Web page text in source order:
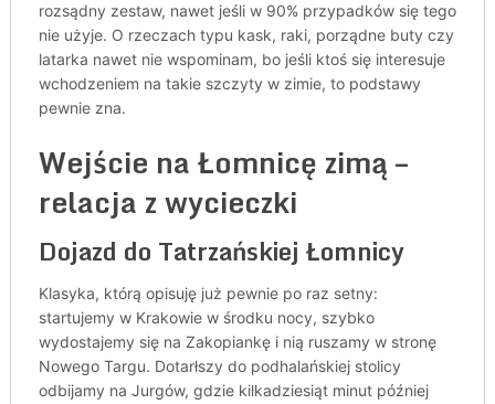
rozsądny zestaw, nawet jeśli w 90% przypadków się tego
nie użyje. O rzeczach typu kask, raki, porządne buty czy
latarka nawet nie wspominam, bo jeśli ktoś się interesuje
wchodzeniem na takie szczyty w zimie, to podstawy
pewnie zna.
Wejście na Łomnicę zimą –
relacja z wycieczki
Dojazd do Tatrzańskiej Łomnicy
Klasyka, którą opisuję już pewnie po raz setny:
startujemy w Krakowie w środku nocy, szybko
wydostajemy się na Zakopiankę i nią ruszamy w stronę
Nowego Targu. Dotarłszy do podhalańskiej stolicy
odbijamy na Jurgów, gdzie kilkadziesiąt minut później